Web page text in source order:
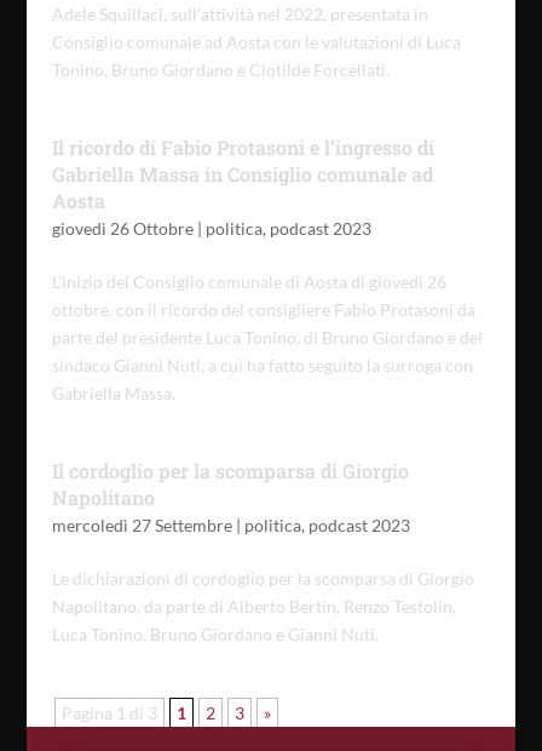
Adele Squillaci, sull’attività nel 2022, presentata in
Consiglio comunale ad Aosta con le valutazioni di Luca
Tonino, Bruno Giordano e Clotilde Forcellati.
Il ricordo di Fabio Protasoni e l’ingresso di
Gabriella Massa in Consiglio comunale ad
Aosta
giovedì 26 Ottobre| politica, podcast 2023
L’inizio del Consiglio comunale di Aosta di giovedì 26
ottobre, con il ricordo del consigliere Fabio Protasoni da
parte del presidente Luca Tonino, di Bruno Giordano e del
sindaco Gianni Nuti, a cui ha fatto seguito la surroga con
Gabriella Massa.
Il cordoglio per la scomparsa di Giorgio
Napolitano
mercoledì 27 Settembre| politica, podcast 2023
Le dichiarazioni di cordoglio per la scomparsa di Giorgio
Napolitano, da parte di Alberto Bertin, Renzo Testolin,
Luca Tonino, Bruno Giordano e Gianni Nuti.
Pagina 1 di 3 1 2 3 »